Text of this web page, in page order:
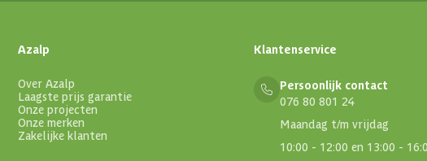
Azalp
Over Azalp
Laagste prijs garantie
Onze projecten
Onze merken
Zakelijke klanten
Klantenservice
Persoonlijk contact
076 80 801 24
Maandag t/m vrijdag
10:00 - 12:00 en 13:00 -